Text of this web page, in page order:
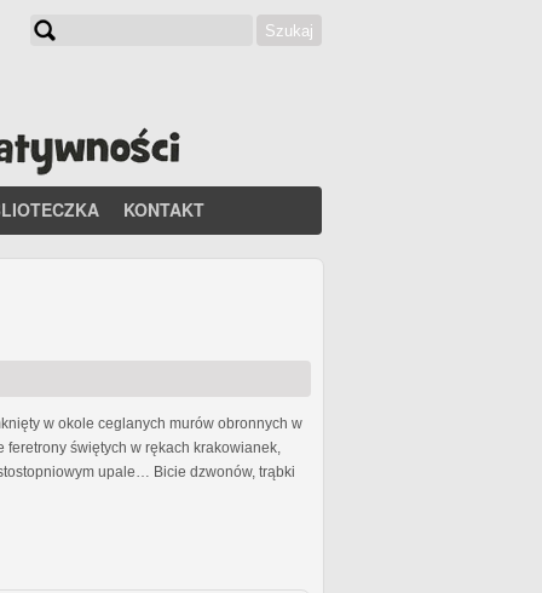
Szukaj
KONTAKT
w okole ceglanych murów obronnych w
feretrony świętych w rękach krakowianek,
upale… Bicie dzwonów, trąbki